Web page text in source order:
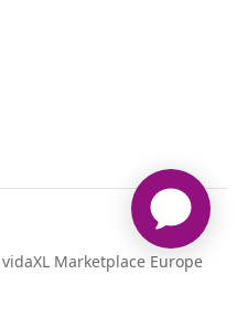
Marketplace Europe